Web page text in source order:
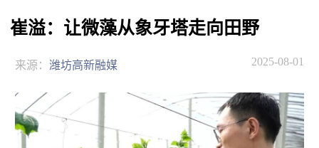
崔溢：让微藻从象牙塔走向田野
来源： 潍坊高新融媒 2025-08-01